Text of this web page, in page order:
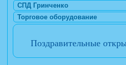
СПД Гринченко
Торговое оборудование
Поздравительные